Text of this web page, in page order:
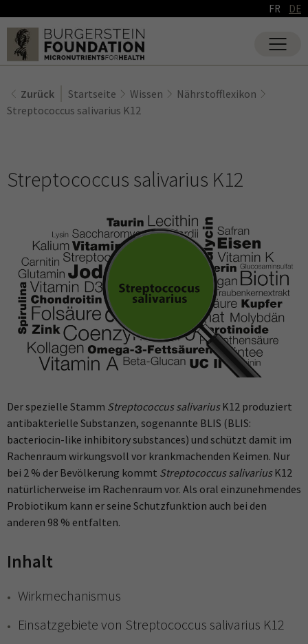
FR DE
Zurück Startseite Wissen
Nährstofflexikon
Streptococcus salivarius K12
Streptococcus salivarius K12
Der spezielle Stamm Streptococcus salivarius K12 produziert
antibakterielle Substanzen, sogenannte BLIS (BLIS:
bacteriocin-like inhibitory substances) und schützt damit im
Rachenraum wirkungsvoll vor krankmachenden Keimen. Nur
bei 2 % der Bevölkerung kommt Streptococcus salivarius K12
natürlicherweise im Rachenraum vor. Als oral einzunehmendes
Probiotikum kann er seine Schutzfunktion auch bei den
anderen 98 % entfalten.
Inhalt
Wirkmechanismus
Einsatzgebiete von Streptococcus salivarius K12